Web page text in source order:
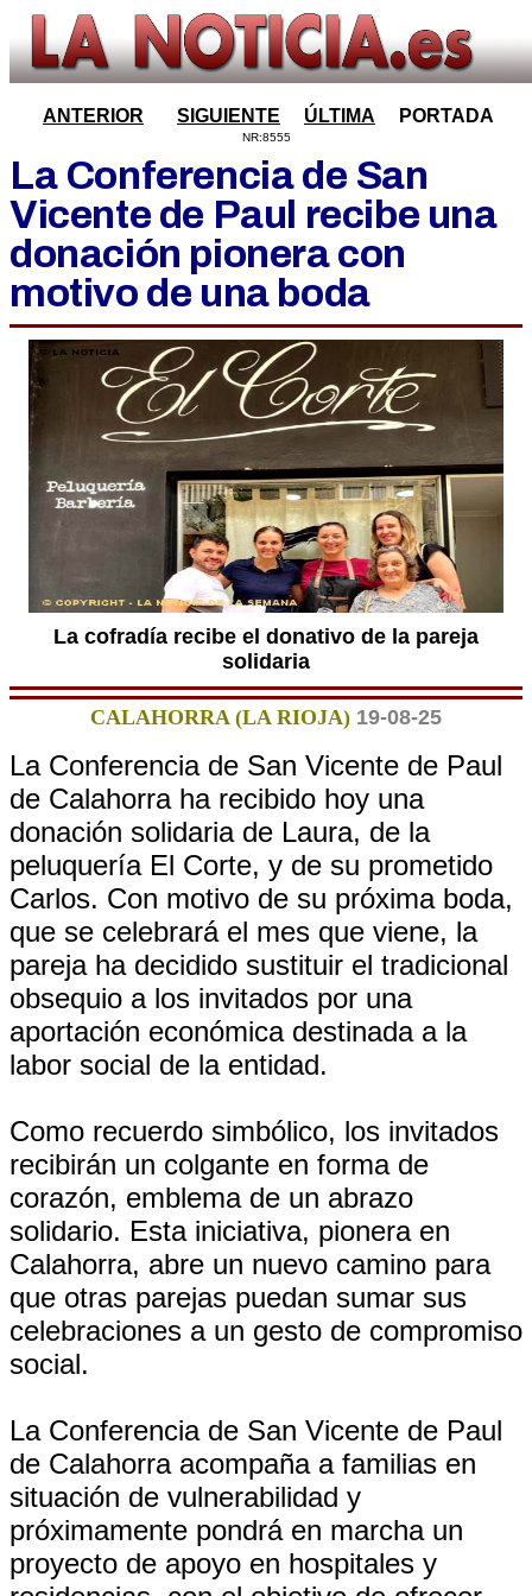
ANTERIOR SIGUIENTE ÚLTIMA PORTADA
NR:8555
La Conferencia de San
Vicente de Paul recibe una
donación pionera con
motivo de una boda
La cofradía recibe el donativo de la pareja
solidaria
CALAHORRA (LA RIOJA) 19-08-25
La Conferencia de San Vicente de Paul
de Calahorra ha recibido hoy una
donación solidaria de Laura, de la
peluquería El Corte, y de su prometido
Carlos. Con motivo de su próxima boda,
que se celebrará el mes que viene, la
pareja ha decidido sustituir el tradicional
obsequio a los invitados por una
aportación económica destinada a la
labor social de la entidad.
Como recuerdo simbólico, los invitados
recibirán un colgante en forma de
corazón, emblema de un abrazo
solidario. Esta iniciativa, pionera en
Calahorra, abre un nuevo camino para
que otras parejas puedan sumar sus
celebraciones a un gesto de compromiso
social.
La Conferencia de San Vicente de Paul
de Calahorra acompaña a familias en
situación de vulnerabilidad y
próximamente pondrá en marcha un
proyecto de apoyo en hospitales y